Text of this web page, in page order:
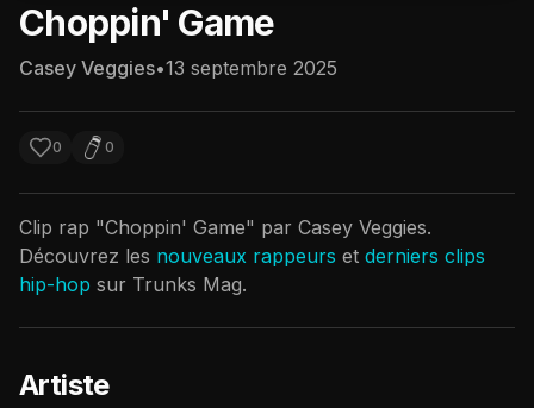
Choppin' Game
Casey Veggies•13 septembre 2025
0 0
Clip rap "Choppin' Game" par Casey Veggies.
Découvrez les nouveaux rappeurs et derniers clips
hip-hop sur Trunks Mag.
Artiste